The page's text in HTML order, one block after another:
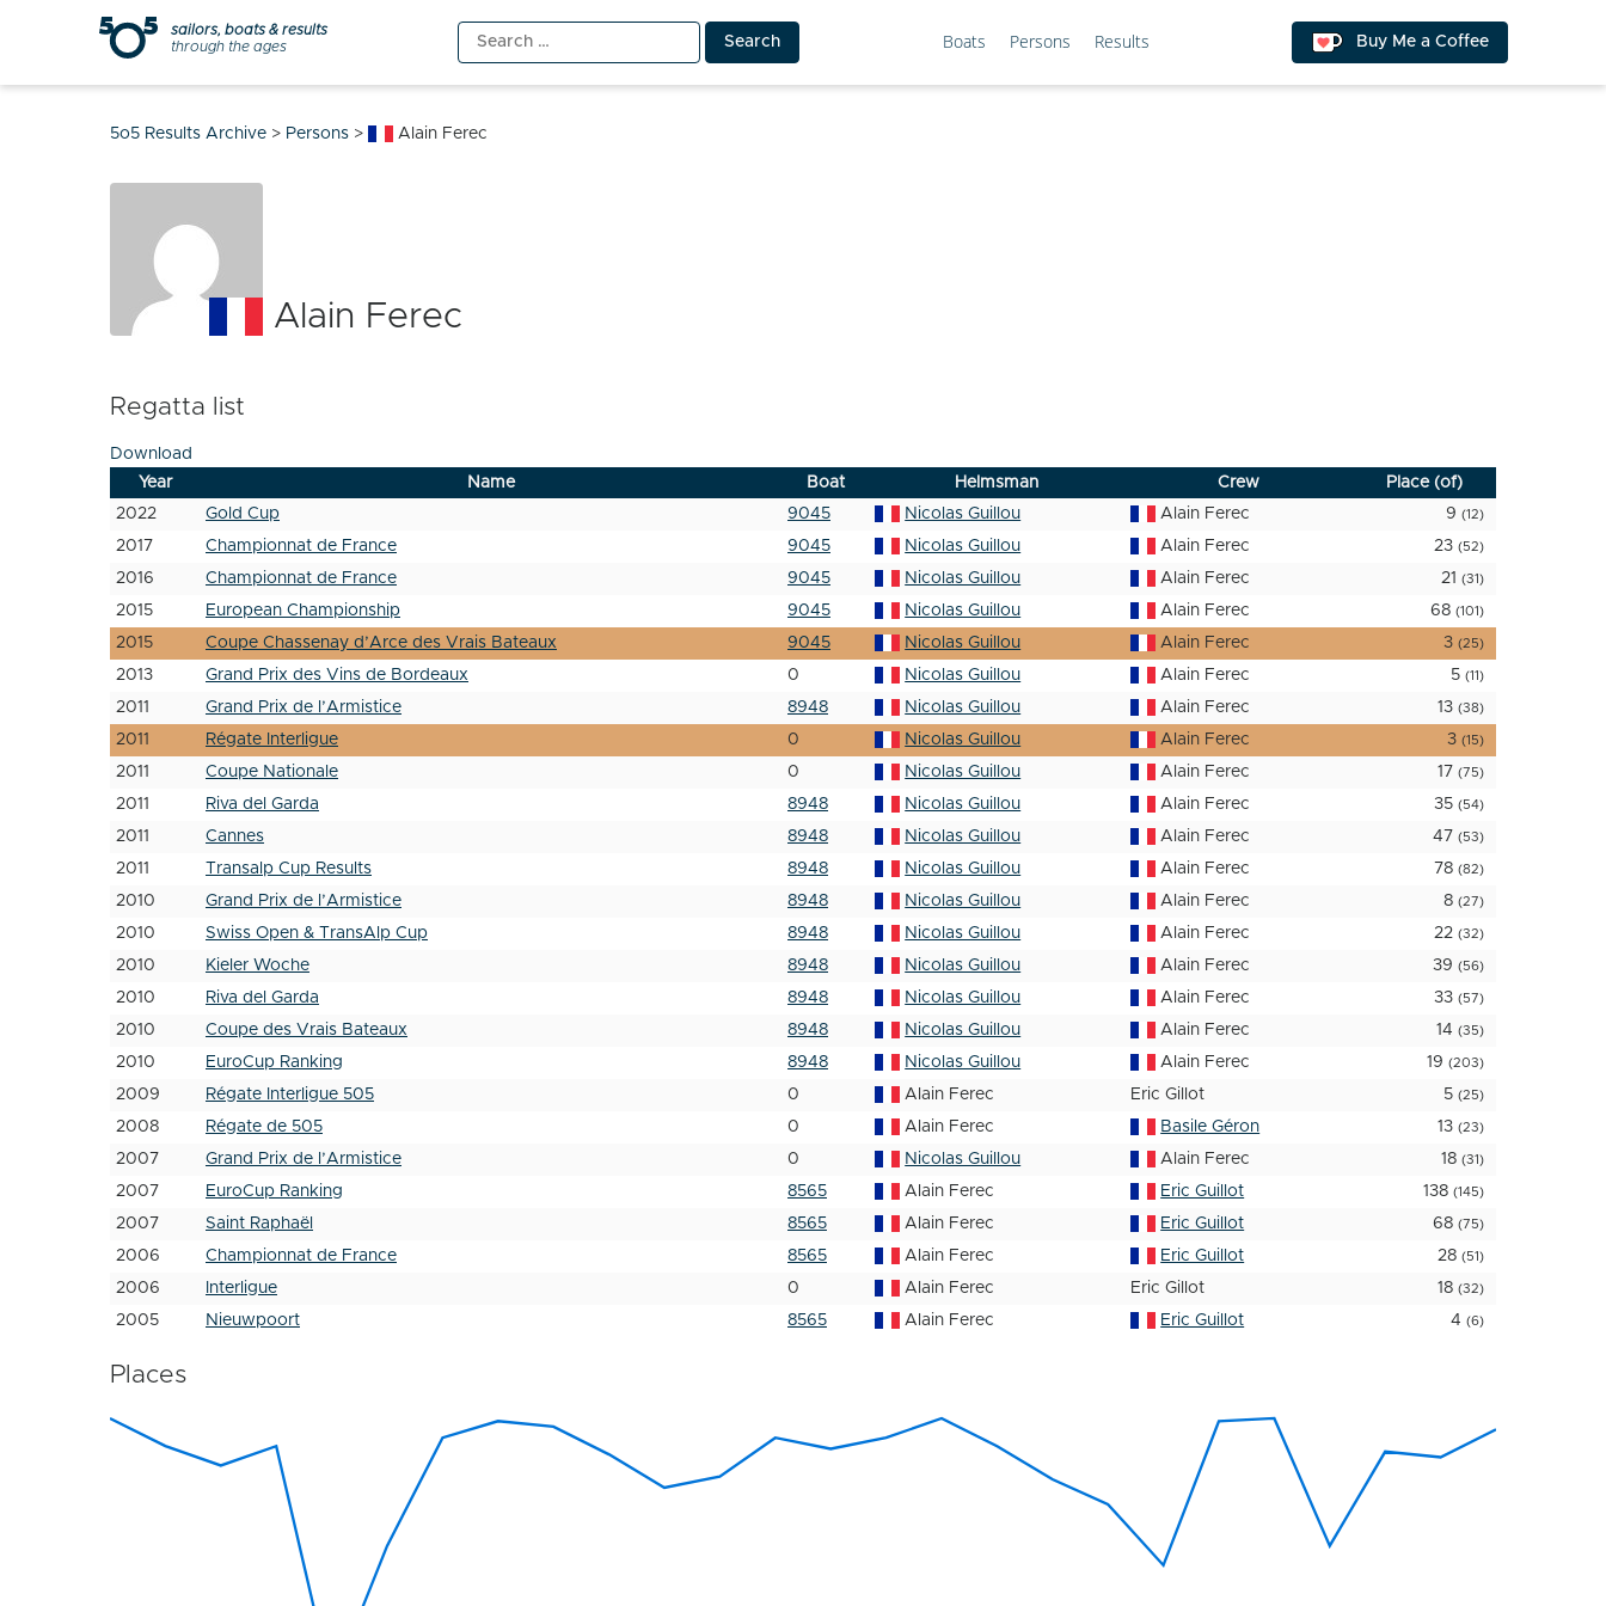
sailors, boats & results
through the ages
Search
for:
Boats Persons Results Buy Me a Coffee
5o5 Results Archive > Persons > Alain Ferec
Alain Ferec
Regatta list
Download
Year
Name Boat Helmsman Crew
Place (of)
2022
Gold Cup 9045 Nicolas Guillou Alain Ferec 9 (12)
2017 Championnat de France 9045 Nicolas Guillou Alain Ferec 23 (52)
2016 Championnat de France 9045 Nicolas Guillou Alain Ferec 21 (31)
2015 European Championship 9045 Nicolas Guillou Alain Ferec 68 (101)
2015 Coupe Chassenay d’Arce des Vrais Bateaux 9045 Nicolas Guillou Alain Ferec 3 (25)
2013 Grand Prix des Vins de Bordeaux 0 Nicolas Guillou Alain Ferec 5 (11)
2011 Grand Prix de l’Armistice 8948 Nicolas Guillou Alain Ferec 13 (38)
2011 Régate Interligue 0 Nicolas Guillou Alain Ferec 3 (15)
2011 Coupe Nationale 0 Nicolas Guillou Alain Ferec 17 (75)
2011 Riva del Garda 8948 Nicolas Guillou Alain Ferec 35 (54)
2011 Cannes 8948 Nicolas Guillou Alain Ferec 47 (53)
2011 Transalp Cup Results 8948 Nicolas Guillou Alain Ferec 78 (82)
2010 Grand Prix de l’Armistice 8948 Nicolas Guillou Alain Ferec 8 (27)
2010 Swiss Open & TransAlp Cup 8948 Nicolas Guillou Alain Ferec 22 (32)
2010 Kieler Woche 8948 Nicolas Guillou Alain Ferec 39 (56)
2010 Riva del Garda 8948 Nicolas Guillou Alain Ferec 33 (57)
2010 Coupe des Vrais Bateaux 8948 Nicolas Guillou Alain Ferec 14 (35)
2010 EuroCup Ranking 8948 Nicolas Guillou Alain Ferec 19 (203)
2009 Régate Interligue 505 0 Alain Ferec Eric Gillot 5 (25)
2008 Régate de 505 0 Alain Ferec Basile Géron 13 (23)
2007 Grand Prix de l’Armistice 0 Nicolas Guillou Alain Ferec 18 (31)
2007 EuroCup Ranking 8565 Alain Ferec Eric Guillot 138 (145)
2007 Saint Raphaël 8565 Alain Ferec Eric Guillot 68 (75)
2006 Championnat de France 8565 Alain Ferec Eric Guillot 28 (51)
2006 Interligue 0 Alain Ferec Eric Gillot 18 (32)
2005 Nieuwpoort 8565 Alain Ferec Eric Guillot 4 (6)
Places